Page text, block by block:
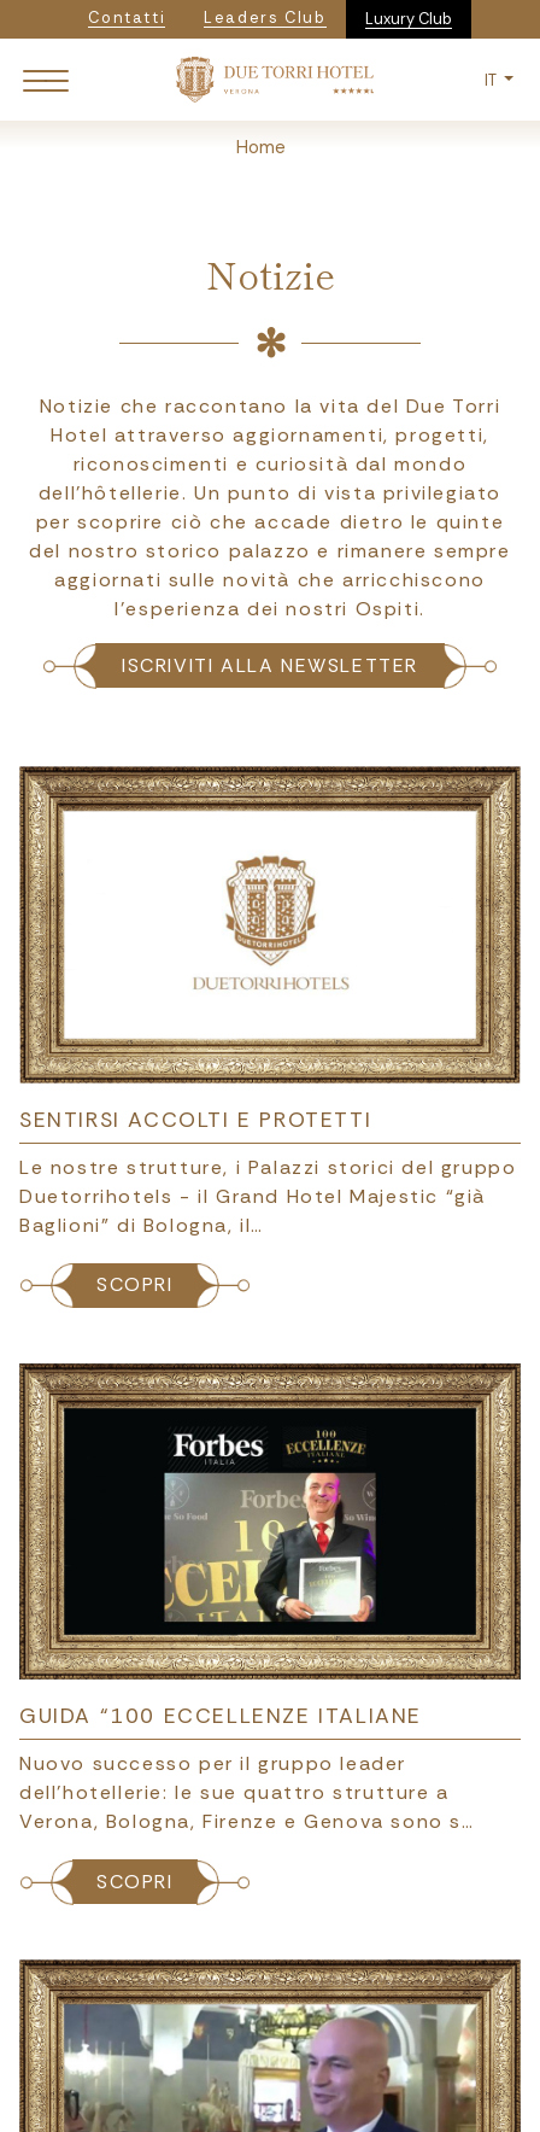
al
contenuto
Navigazione secondaria
Contatti Leaders Club Luxury Club
IT
BreadcrumbHome
Notizie
Notizie che raccontano la vita del Due Torri
Hotel attraverso aggiornamenti, progetti,
riconoscimenti e curiosità dal mondo
dell’hôtellerie. Un punto di vista privilegiato
per scoprire ciò che accade dietro le quinte
del nostro storico palazzo e rimanere sempre
aggiornati sulle novità che arricchiscono
l’esperienza dei nostri Ospiti.
ISCRIVITI ALLA NEWSLETTER
SENTIRSI ACCOLTI E PROTETTI
Le nostre strutture, i Palazzi storici del gruppo
Duetorrihotels - il Grand Hotel Majestic “già
Baglioni” di Bologna, il…
SCOPRI
GUIDA “100 ECCELLENZE ITALIANE
Nuovo successo per il gruppo leader
dell’hotellerie: le sue quattro strutture a
Verona, Bologna, Firenze e Genova sono s…
SCOPRI